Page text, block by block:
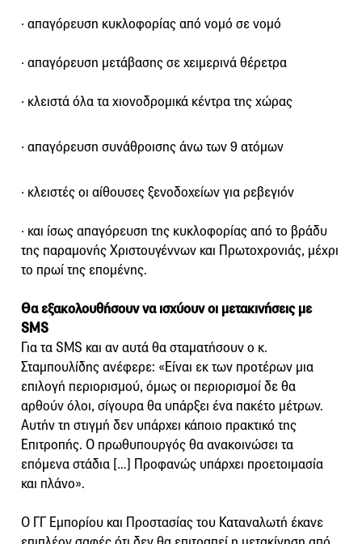
· απαγόρευση κυκλοφορίας από νομό σε νομό
· απαγόρευση μετάβασης σε χειμερινά θέρετρα
· κλειστά όλα τα χιονοδρομικά κέντρα της χώρας
· απαγόρευση συνάθροισης άνω των 9 ατόμων
· κλειστές οι αίθουσες ξενοδοχείων για ρεβεγιόν
· και ίσως απαγόρευση της κυκλοφορίας από το βράδυ
της παραμονής Χριστουγέννων και Πρωτοχρονιάς, μέχρι
το πρωί της επομένης.
Θα εξακολουθήσουν να ισχύουν οι μετακινήσεις με
SMS
Για τα SMS και αν αυτά θα σταματήσουν ο κ.
Σταμπουλίδης ανέφερε: «Είναι εκ των προτέρων μια
επιλογή περιορισμού, όμως οι περιορισμοί δε θα
αρθούν όλοι, σίγουρα θα υπάρξει ένα πακέτο μέτρων.
Αυτήν τη στιγμή δεν υπάρχει κάποιο πρακτικό της
Επιτροπής. Ο πρωθυπουργός θα ανακοινώσει τα
επόμενα στάδια […] Προφανώς υπάρχει προετοιμασία
και πλάνο».
Ο ΓΓ Εμπορίου και Προστασίας του Καταναλωτή έκανε